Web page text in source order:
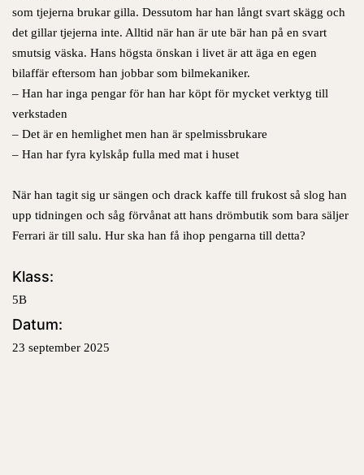
som tjejerna brukar gilla. Dessutom har han långt svart skägg och
det gillar tjejerna inte. Alltid när han är ute bär han på en svart
smutsig väska. Hans högsta önskan i livet är att äga en egen
bilaffär eftersom han jobbar som bilmekaniker.
– Han har inga pengar för han har köpt för mycket verktyg till
verkstaden
– Det är en hemlighet men han är spelmissbrukare
– Han har fyra kylskåp fulla med mat i huset
När han tagit sig ur sängen och drack kaffe till frukost så slog han
upp tidningen och såg förvånat att hans drömbutik som bara säljer
Ferrari är till salu. Hur ska han få ihop pengarna till detta?
Klass:
5B
Datum:
23 september 2025